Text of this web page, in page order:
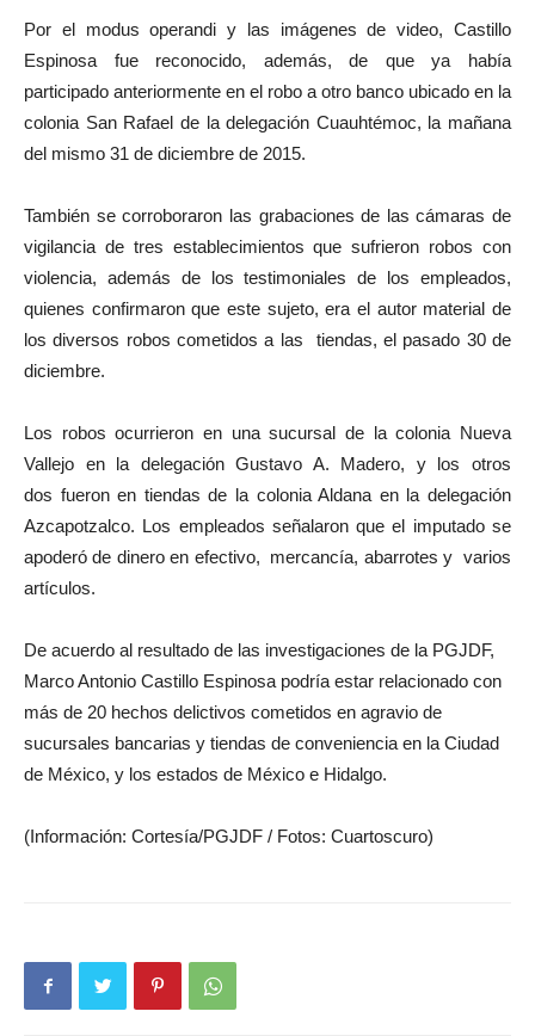
Por el modus operandi y las imágenes de video, Castillo
Espinosa fue reconocido, además, de que ya había
participado anteriormente en el robo a otro banco ubicado en la
colonia San Rafael de la delegación Cuauhtémoc, la mañana
del mismo 31 de diciembre de 2015.
También se corroboraron las grabaciones de las cámaras de
vigilancia de tres establecimientos que sufrieron robos con
violencia, además de los testimoniales de los empleados,
quienes confirmaron que este sujeto, era el autor material de
los diversos robos cometidos a las tiendas, el pasado 30 de
diciembre.
Los robos ocurrieron en una sucursal de la colonia Nueva
Vallejo en la delegación Gustavo A. Madero, y los otros
dos fueron en tiendas de la colonia Aldana en la delegación
Azcapotzalco. Los empleados señalaron que el imputado se
apoderó de dinero en efectivo, mercancía, abarrotes y varios
artículos.
De acuerdo al resultado de las investigaciones de la PGJDF,
Marco Antonio Castillo Espinosa podría estar relacionado con
más de 20 hechos delictivos cometidos en agravio de
sucursales bancarias y tiendas de conveniencia en la Ciudad
de México, y los estados de México e Hidalgo.
(Información: Cortesía/PGJDF / Fotos: Cuartoscuro)